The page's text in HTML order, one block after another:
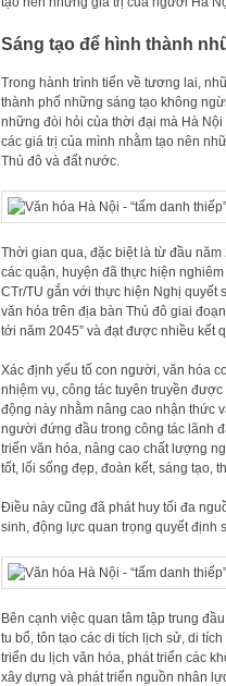
Sáng tạo để hình thành
Trong hành trình tiến về tương lai,
thành phố những sáng tạo không
những đòi hỏi của thời đại mà Hà
các giá trị của mình nhằm tạo nên
Thủ đô và đất nước.
Thời gian qua, đặc biệt là từ đầu
các quận, huyện đã thực hiện
CTr/TU gắn với thực hiện Nghị quyết
văn hóa trên địa bàn Thủ đô giai
tới năm 2045” và đạt được nhiều kết
Xác định yếu tố con người, văn hóa
nhiệm vụ, công tác tuyên truyền
động này nhằm nâng cao nhận thức
người đứng đầu trong công tác lãnh
triển văn hóa, nâng cao chất lượng
tốt, lối sống đẹp, đoàn kết, sáng tạo,
Điều này cũng đã phát huy tối đa
sinh, động lực quan trọng quyết định
Bên cạnh việc quan tâm tập trung
tu bổ, tôn tạo các di tích lịch sử, di
triển du lịch văn hóa, phát triển các
xây dựng và phát triển nguồn nhân